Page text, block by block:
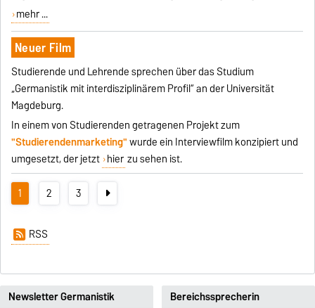
mehr ...
Neuer Film
Studierende und Lehrende sprechen über das Studium
„Germanistik mit interdisziplinärem Profil“ an der Universität
Magdeburg.
In einem von Studierenden getragenen Projekt zum
"Studierendenmarketing"wurde ein Interviewfilm konzipiert und
umgesetzt, der jetzt hier zu sehen ist.
1 2 3
RSS
Newsletter Germanistik
Bereichssprecherin